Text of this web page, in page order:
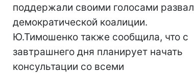
поддержали своими голосами развал
демократической коалиции.
Ю.Тимошенко также сообщила, что с
завтрашнего дня планирует начать
консультации со всеми